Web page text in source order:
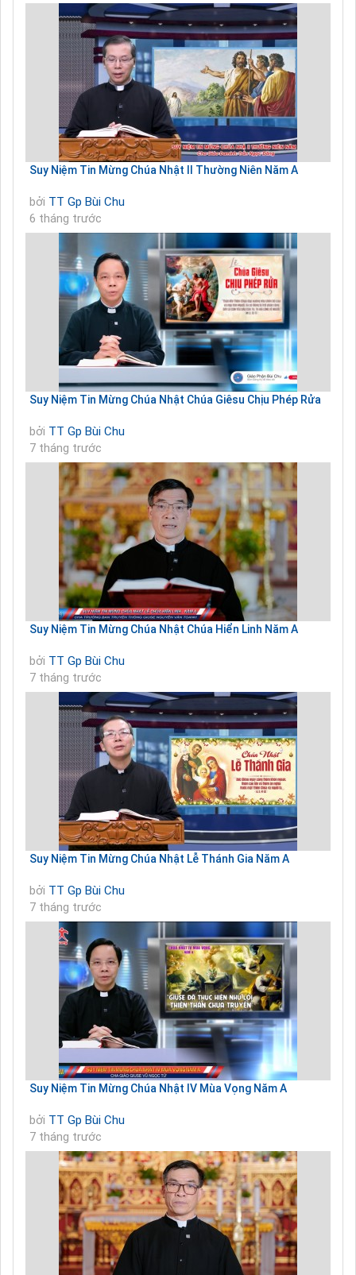
Suy Niệm Tin Mừng Chúa Nhật II Thường Niên Năm A
bởi TT Gp Bùi Chu
6 tháng trước
Suy Niệm Tin Mừng Chúa Nhật Chúa Giêsu Chịu Phép Rửa
bởi TT Gp Bùi Chu
7 tháng trước
Suy Niệm Tin Mừng Chúa Nhật Chúa Hiển Linh Năm A
bởi TT Gp Bùi Chu
7 tháng trước
Suy Niệm Tin Mừng Chúa Nhật Lễ Thánh Gia Năm A
bởi TT Gp Bùi Chu
7 tháng trước
Suy Niệm Tin Mừng Chúa Nhật IV Mùa Vọng Năm A
bởi TT Gp Bùi Chu
7 tháng trước